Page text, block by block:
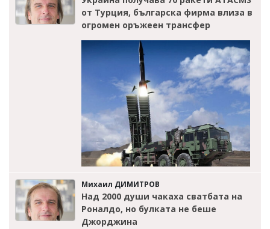
от Турция, българска фирма влиза в
огромен оръжеен трансфер
Михаил ДИМИТРОВ
Над 2000 души чакаха сватбата на
Роналдо, но булката не беше
Джорджина